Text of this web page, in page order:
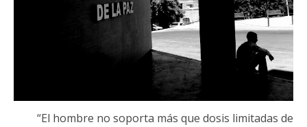
“El hombre no soporta más que dosis limitadas de